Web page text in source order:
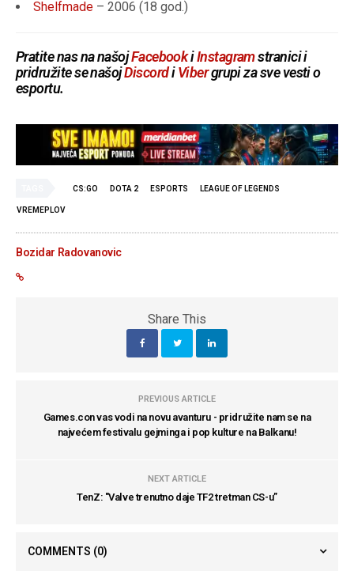
Shelfmade – 2006 (18 god.)
Pratite nas na našojFacebookiInstagramstranici i
pridružite se našojDiscordiVibergrupi za sve vesti o
esportu.
CS:GO DOTA 2 ESPORTS LEAGUE OF LEGENDS
VREMEPLOV
Bozidar Radovanovic
Share This
PREVIOUS ARTICLE
Games.con vas vodi na novu avanturu - pridružite nam se na
najvećem festivalu gejminga i pop kulture na Balkanu!
NEXT ARTICLE
TenZ: "Valve trenutno daje TF2 tretman CS-u”
COMMENTS (0)